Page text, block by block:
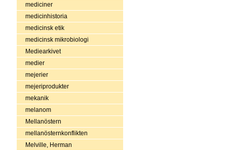
mediciner
medicinhistoria
medicinsk etik
medicinsk mikrobiologi
Mediearkivet
medier
mejerier
mejeriprodukter
mekanik
melanom
Mellanöstern
mellanösternkonflikten
Melville, Herman